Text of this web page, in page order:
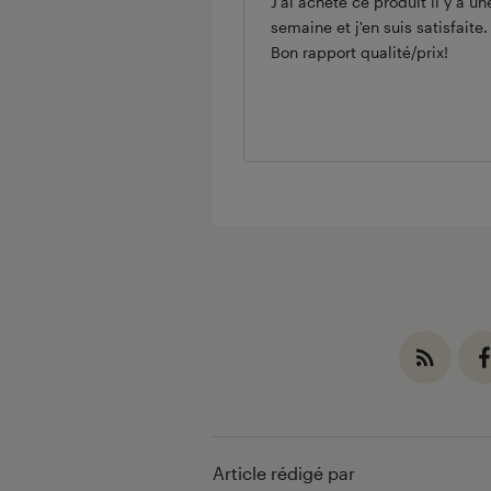
semaine et j'en suis satisfaite.
Bon rapport qualité/prix!
Article rédigé par